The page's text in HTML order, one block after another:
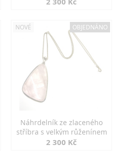
NOVÉ OBJEDNÁNO
Náhrdelník ze zlaceného
stříbra s velkým růženínem
2 300 Kč